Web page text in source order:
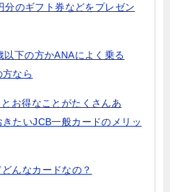
のギフト券などをプレゼン
下の方かANAによく乗る
なら
お得なことがたくさんあ
たいJCB一般カードのメリッ
んなカードなの？